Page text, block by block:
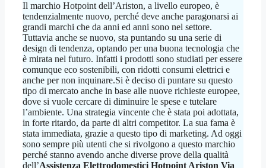
Il marchio Hotpoint dell’Ariston, a livello europeo, è
tendenzialmente nuovo, perché deve anche paragonarsi ai
grandi marchi che da anni ed anni sono nel settore.
Tuttavia anche se nuovo, sta puntando su una serie di
design di tendenza, optando per una buona tecnologia che
è mirata nel futuro. Infatti i prodotti sono studiati per essere
comunque eco sostenibili, con ridotti consumi elettrici e
anche per non inquinare.Si è deciso di puntare su questo
tipo di mercato anche in base alle nuove richieste europee,
dove si vuole cercare di diminuire le spese e tutelare
l’ambiente. Una strategia vincente che è stata poi adottata,
in forte ritardo, da parte di altri competitor. La sua fama è
stata immediata, grazie a questo tipo di marketing. Ad oggi
sono sempre più utenti che si rivolgono a questo marchio
perché stanno avendo anche diverse prove della qualità
dell’Assistenza Elettrodomestici Hotpoint Ariston Via